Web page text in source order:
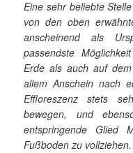
Eine sehr beliebte
von den oben
anscheinend als
passendste
Erde als auch auf
allem Anschein nach
Effloreszenz stets
bewegen, und
entspringende Glied
Fußboden zu vollziehen.